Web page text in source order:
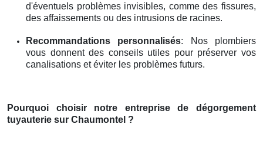
d'éventuels problèmes invisibles, comme des fissures,
des affaissements ou des intrusions de racines.
Recommandations personnalisés: Nos plombiers
vous donnent des conseils utiles pour préserver vos
canalisations et éviter les problèmes futurs.
Pourquoi choisir notre entreprise de dégorgement
tuyauterie sur Chaumontel ?